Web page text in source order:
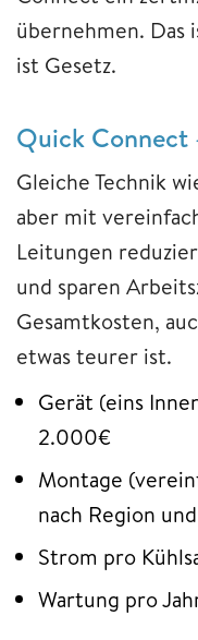
übernehmen. Das
ist Gesetz.
Quick Connect
Gleiche Technik
aber mit
Leitungen
und sparen
Gesamtkosten,
etwas teurer ist.
Gerät (eins
2.000€
Montage
nach Region
Strom pro
Wartung pro